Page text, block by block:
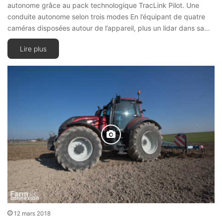
autonome grâce au pack technologique TracLink Pilot. Une
conduite autonome selon trois modes En l’équipant de quatre
caméras disposées autour de l’appareil, plus un lidar dans sa…
Lire plus
12 mars 2018